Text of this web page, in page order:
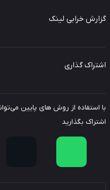
خرابی لینک
گذاری
استفاده از روش های پایین
بگذارید